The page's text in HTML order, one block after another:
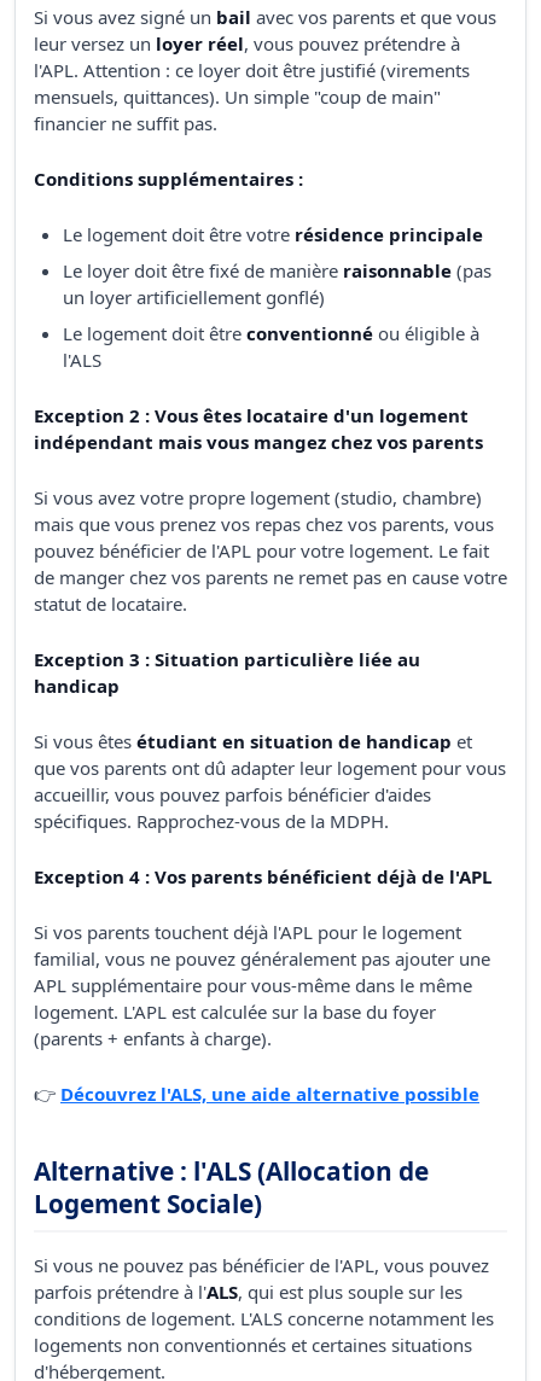
Si vous avez signé un bail avec vos parents et que vous
leur versez un loyer réel, vous pouvez prétendre à
l'APL. Attention : ce loyer doit être justifié (virements
mensuels, quittances). Un simple "coup de main"
financier ne suffit pas.
Conditions supplémentaires :
Le logement doit être votre résidence principale
Le loyer doit être fixé de manière raisonnable (pas
un loyer artificiellement gonflé)
Le logement doit être conventionné ou éligible à
l'ALS
Exception 2 : Vous êtes locataire d'un logement
indépendant mais vous mangez chez vos parents
Si vous avez votre propre logement (studio, chambre)
mais que vous prenez vos repas chez vos parents, vous
pouvez bénéficier de l'APL pour votre logement. Le fait
de manger chez vos parents ne remet pas en cause votre
statut de locataire.
Exception 3 : Situation particulière liée au
handicap
Si vous êtes étudiant en situation de handicap et
que vos parents ont dû adapter leur logement pour vous
accueillir, vous pouvez parfois bénéficier d'aides
spécifiques. Rapprochez-vous de la MDPH.
Exception 4 : Vos parents bénéficient déjà de l'APL
Si vos parents touchent déjà l'APL pour le logement
familial, vous ne pouvez généralement pas ajouter une
APL supplémentaire pour vous-même dans le même
logement. L'APL est calculée sur la base du foyer
(parents + enfants à charge).
👉 Découvrez l'ALS, une aide alternative possible
Alternative : l'ALS (Allocation de
Logement Sociale)
Si vous ne pouvez pas bénéficier de l'APL, vous pouvez
parfois prétendre à l'ALS, qui est plus souple sur les
conditions de logement. L'ALS concerne notamment les
logements non conventionnés et certaines situations
d'hébergement.